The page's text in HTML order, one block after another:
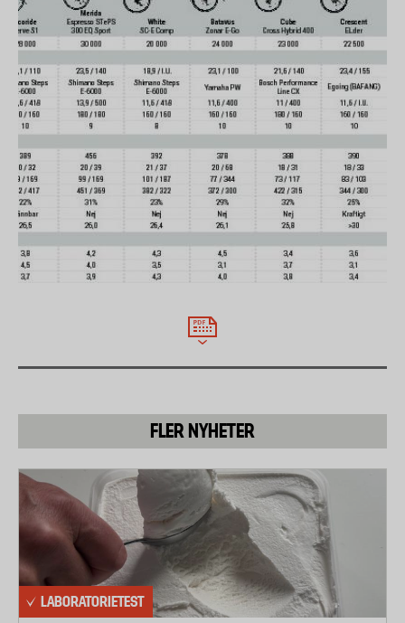
tillverkarna på den svenska marknaden. Cykeln ska
vara lämpad för pendling till och från arbetet med
max 250 Watt och vara utrustad med minst 8 växlar
och skivbromsar. Av laboratorietekniska skäl har vi
testat herr- eller unisexmodell (28 tum).
Utifrån ovan kriterier har respektive tillverkare själv
valt vilken cykelmodell som ska medverka i testet.
Batterikapacitet
Laboratoriet har mätt batteriets kapacitet i
Wattimmar från fulladdat till helt tomt.
För att mäta räckvidden har cyklarna körts i
en person som väger 90 kg. Testet utfördes både
med 6 % motlut och 100 W pedalkraft samt på plan
yta och 70 W pedalkraft. Båda testerna gjordes med
Cyklarnas bromskraft har testats i laboratoriets
testramp på torrt och vått underlag i enlighet med
den officiella standarden. Bromsarna har aktiverats
med olika krafter upp till 180 Newton på
bromshandtaget och bromskraften har mätts på
både fram och bakhjul. Vid värderingen valde vi
bromskraften vid 80 Newton.
FLER NYHETER
LABORATORIETEST